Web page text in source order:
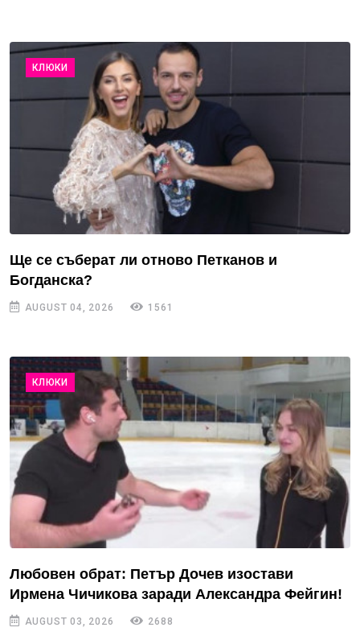
КЛЮКИ
Ще се съберат ли отново Петканов и
Богданска?
AUGUST 04, 2026 1561
КЛЮКИ
Любовен обрат: Петър Дочев изостави
Ирмена Чичикова заради Александра Фейгин!
AUGUST 03, 2026 2688